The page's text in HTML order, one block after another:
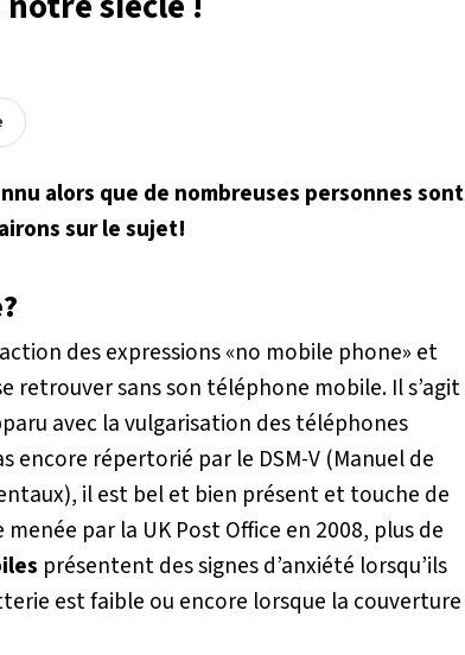
alors que de nombreuses personnes sont
sur le sujet!
des expressions «no mobile phone» et
retrouver sans son téléphone mobile. Il s’agit
avec la vulgarisation des téléphones
encore répertorié par le DSM-V (Manuel de
il est bel et bien présent et touche de
par la UK Post Office en 2008, plus de
présentent des signes d’anxiété lorsqu’ils
est faible ou encore lorsque la couverture